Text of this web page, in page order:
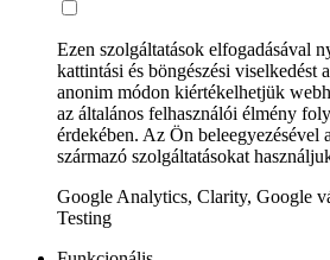
Ezen szolgáltatások elfogadásával
kattintási és böngészési viselkedést
anonim módon kiértékelhetjük
az általános felhasználói élmény
érdekében. Az Ön beleegyezésével
származó szolgáltatásokat
Google Analytics, Clarity, Google
Testing